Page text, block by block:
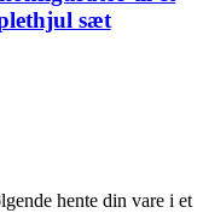
sæt
hente din vare i et